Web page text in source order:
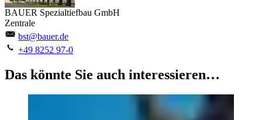
BAUER Spezialtiefbau GmbH
Zentrale
bst@bauer.de
+49 8252 97-0
Das könnte Sie auch interessieren…